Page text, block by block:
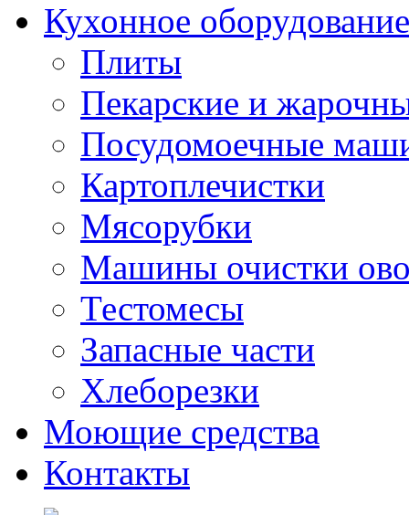
Кухонное оборудование
Плиты
Пекарские и
Посудомоечные
Картоплечистки
Мясорубки
Машины очистки
Тестомесы
Запасные части
Хлеборезки
Моющие средства
Контакты